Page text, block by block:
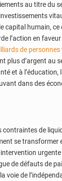
au titre du
capital humain, ce
l’action en
de personnes
plus d’argent au
et à
dans des
contraintes de
se transformer
de défauts de
voie de